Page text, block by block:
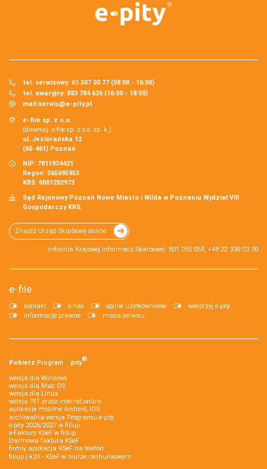
tel. serwisowy: 61 307 00 77 (08:00 - 16:00)
tel. awaryjny: 883 784 626 (16:00 - 18:00)
mail:serwis@e-pity.pl
e-file sp. z o.o.
(dawniej: e-file sp. z o.o. sp. k.)
ul. Jeziorańska 12
(60-461) Poznań
NIP: 7811934421
Regon: 365695953
KRS: 0001202973
Sąd Rejonowy Poznań Nowe Miasto i Wilda w Poznaniu Wydział VIII
Gospodarczy KRS.
Znajdź Urząd Skarbowy online
Infolinia Krajowej Informacji Skarbowej: 801 055 055, +48 22 330 03 30
e-file
kontakt o nas opinie użytkowników
wesprzyj e-pity
informacje prawne
mapa serwisu
Pobierz Program e‑pity®
wersja dla Windows
wersja dla Mac OS
wersja dla Linux
wersja PIT przez internet online
aplikacje mobilne Android, iOS
archiwalna wersja Programu e-pity
e-pity 2026/2027 w fillup
e‑Faktury KSeF w fillup
Darmowa faktura KSeF
firmly aplikacja KSeF na telefon
fillup | k24 - KSeF w biurze rachunkowym